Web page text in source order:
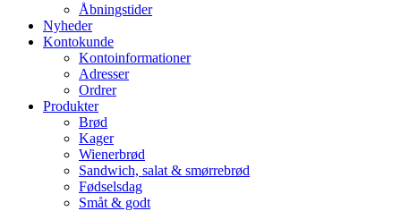
Åbningstider
Nyheder
Kontokunde
Kontoinformationer
Adresser
Ordrer
Produkter
Brød
Kager
Wienerbrød
Sandwich, salat & smørrebrød
Fødselsdag
Småt & godt